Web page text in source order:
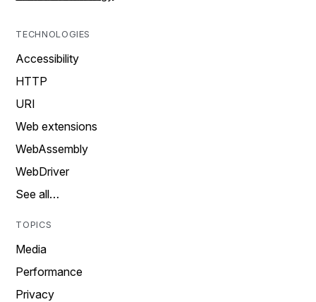
TECHNOLOGIES
Accessibility
HTTP
URI
Web extensions
WebAssembly
WebDriver
See all…
TOPICS
Media
Performance
Privacy